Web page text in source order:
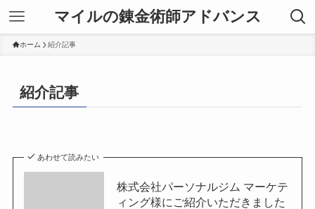
マイルの錬金術師アドバンス
ホーム 紹介記事
紹介記事
あわせて読みたい
株式会社パーソナルジム マーケテ
ィング様にご紹介いただきました